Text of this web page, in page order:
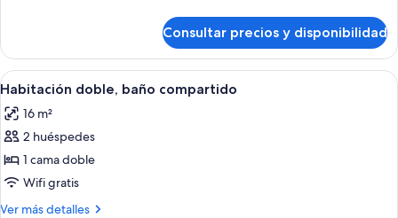
in
4-
bed
Mixed
Dorm)
compartido,
dormitorio
mixto
in
4-
Mixed
Dorm)
Consultar precios y disponibilidad
Abrir
todas
las
fotos
de
Habitación
doble,
Habitación de hotel con cama, una
7
Habitación doble, baño compartido
16 m²
2 huéspedes
1 cama doble
Wifi gratis
Ver más detalles
Más